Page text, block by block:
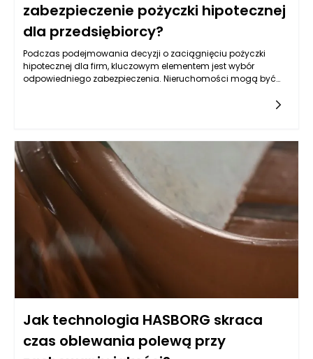
zabezpieczenie pożyczki hipotecznej
dla przedsiębiorcy?
Podczas podejmowania decyzji o zaciągnięciu pożyczki
hipotecznej dla firm, kluczowym elementem jest wybór
odpowiedniego zabezpieczenia. Nieruchomości mogą być
wykorzystywania w kontekście uzyskiwania pożyczek.
Kluczowym czynnikiem jest ich wartość rynkowa,
przyszłościowe możliwości zysku oraz rodzaj biznesu, który
przedsiębiorca prowadzi.
Jak technologia HASBORG skraca
czas oblewania polewą przy